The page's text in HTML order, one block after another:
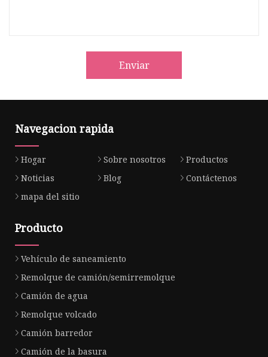
Enviar
Navegacion rapida
Hogar Sobre nosotros
Productos
Noticias
Blog
Contáctenos
mapa del sitio
Producto
Vehículo de saneamiento
Remolque de camión/semirremolque
Camión de agua
Remolque volcado
Camión barredor
Camión de la basura